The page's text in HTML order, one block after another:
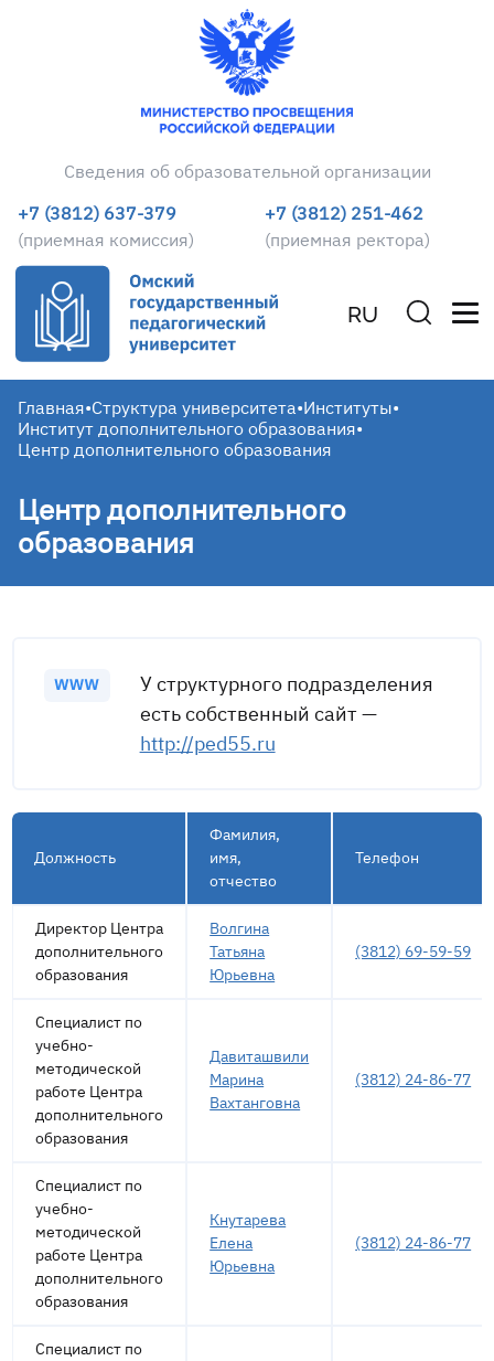
Сведения об образовательной организации
+7 (3812) 637-379
(приемная комиссия)
+7 (3812) 251-462
(приемная ректора)
RU
Главная•Структура университета•Институты•
Институт дополнительного образования•
Центр дополнительного образования
Центр дополнительного
образования
У структурного подразделения
есть собственный сайт —
http://ped55.ru
Должность
Фамилия,
имя,
отчество
Телефон
Директор Центра
дополнительного
образования
Волгина
Татьяна
Юрьевна
(3812) 69-59-59
Специалист по
учебно-
методической
работе Центра
дополнительного
образования
Давиташвили
Марина
Вахтанговна
(3812) 24-86-77
Специалист по
учебно-
методической
работе Центра
дополнительного
образования
Кнутарева
Елена
Юрьевна
(3812) 24-86-77
Специалист по